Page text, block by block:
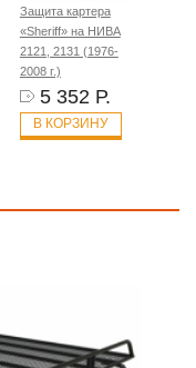
Защита картера
«Sheriff» на НИВА
2121, 2131 (1976-
2008 г.)
5 352 Р.
В КОРЗИНУ